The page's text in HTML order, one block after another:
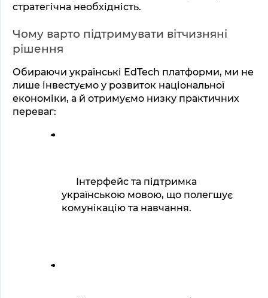
стратегічна необхідність.
Чому варто підтримувати вітчизняні
рішення
Обираючи українські EdTech платформи, ми не
лише інвестуємо у розвиток національної
економіки, а й отримуємо низку практичних
переваг:
Інтерфейс та підтримка
українською мовою, що полегшує
комунікацію та навчання.